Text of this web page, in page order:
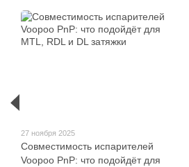
27 ноября 2025
Совместимость испарителей
Voopoo PnP: что подойдёт для